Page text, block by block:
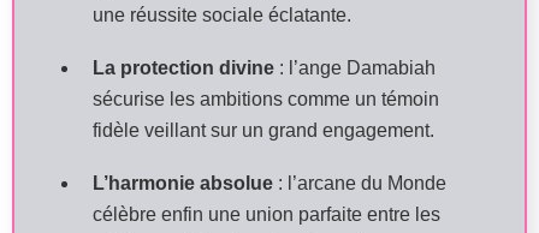
une réussite sociale éclatante.
La protection divine : l’ange Damabiah
sécurise les ambitions comme un témoin
fidèle veillant sur un grand engagement.
L’harmonie absolue : l’arcane du Monde
célèbre enfin une union parfaite entre les